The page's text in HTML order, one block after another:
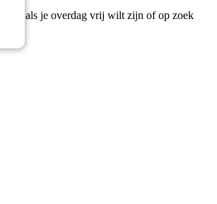
als je overdag vrij wilt zijn of op zoek